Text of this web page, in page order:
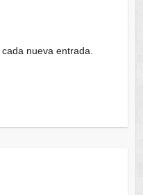
nueva entrada.